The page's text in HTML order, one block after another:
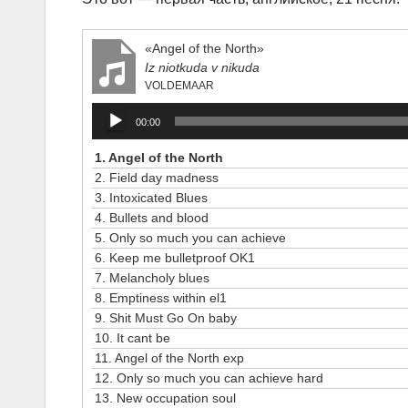
«Angel of the North»
Iz niotkuda v nikuda
VOLDEMAAR
Аудиоплеер
00:00
1. Angel of the North
2. Field day madness
3. Intoxicated Blues
4. Bullets and blood
5. Only so much you can achieve
6. Keep me bulletproof OK1
7. Melancholy blues
8. Emptiness within el1
9. Shit Must Go On baby
10. It cant be
11. Angel of the North exp
12. Only so much you can achieve hard
13. New occupation soul